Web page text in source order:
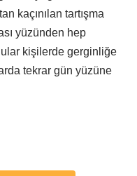
kaçınılan tartışma
yüzünden hep
kişilerde gerginliğe
tekrar gün yüzüne